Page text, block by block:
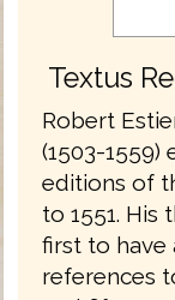
Textus
Robert
(1503-
editions of
to 1551. His
first to have
references